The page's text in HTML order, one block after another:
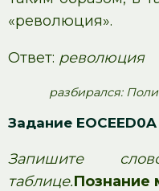
«революция».
Ответ: революция
pазбирался:
Задание EOCEED0A
Запишите
таблице.Познание